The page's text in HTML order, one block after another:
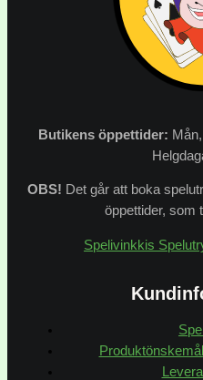
Butikens öppettider:
OBS! Det går att boka
öppettider, som
Spelivinkkis